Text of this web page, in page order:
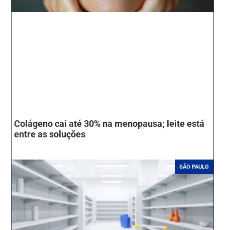
Colágeno cai até 30% na menopausa; leite está
entre as soluções
SÃO PAULO